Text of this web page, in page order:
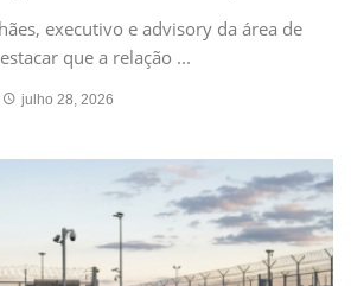
executivo e advisory da área de
que a relação ...
julho 28, 2026